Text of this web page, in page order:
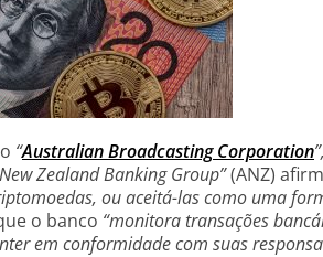
“Australian Broadcasting Corporation”,
Zealand Banking Group”(ANZ)
ou aceitá-las como uma
o banco “monitora transações
em conformidade com suas